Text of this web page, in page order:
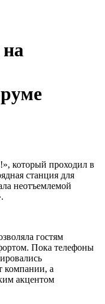
который проходил в
станция для
неотъемлемой
гостям
Пока телефоны
компании, а
акцентом